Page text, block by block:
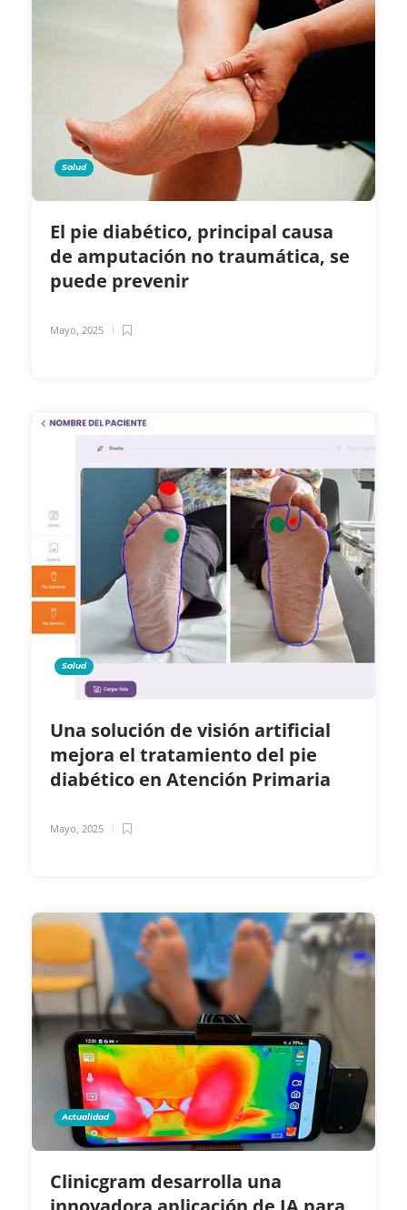
Salud
El pie diabético, principal causa
de amputación no traumática, se
puede prevenir
Mayo, 2025
Salud
Una solución de visión artificial
mejora el tratamiento del pie
diabético en Atención Primaria
Mayo, 2025
Actualidad
Clinicgram desarrolla una